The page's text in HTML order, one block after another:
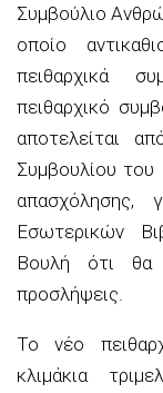
Συμβούλιο
οποίο
πειθαρχικά
πειθαρχικό
αποτελείται
Συμβουλίου του
απασχόλησης,
Εσωτερικών
Βουλή ότι θα
προσλήψεις.
Το νέο
κλιμάκια